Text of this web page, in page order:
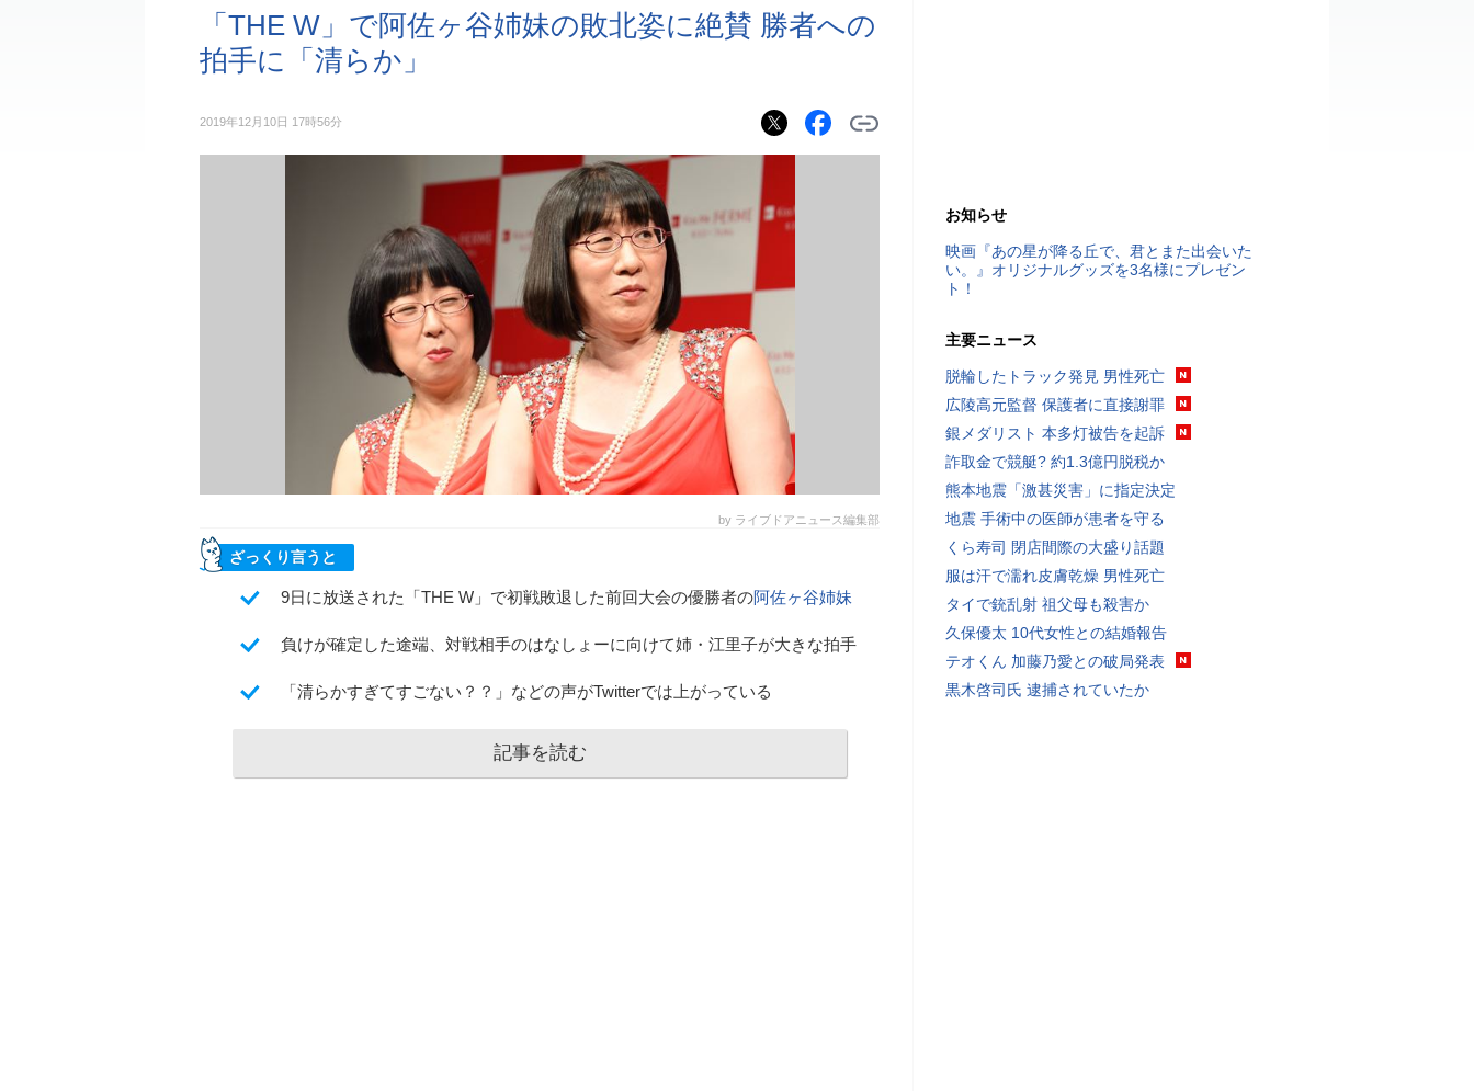
「THE W」で阿佐ヶ谷姉妹の敗北姿に絶賛 勝者への
拍手に「清らか」
2019年12月10日 17時56分
by ライブドアニュース編集部
ざっくり言うと
9日に放送された「THE W」で初戦敗退した前回大会の優勝者の阿佐ヶ谷姉妹
負けが確定した途端、対戦相手のはなしょーに向けて姉・江里子が大きな拍手
「清らかすぎてすごない？？」などの声がTwitterでは上がっている
記事を読む
お知らせ
映画『あの星が降る丘で、君とまた出会いた
い。』オリジナルグッズを3名様にプレゼン
ト！
主要ニュース
脱輪したトラック発見 男性死亡
広陵高元監督 保護者に直接謝罪
銀メダリスト 本多灯被告を起訴
詐取金で競艇? 約1.3億円脱税か
熊本地震「激甚災害」に指定決定
地震 手術中の医師が患者を守る
くら寿司 閉店間際の大盛り話題
服は汗で濡れ皮膚乾燥 男性死亡
タイで銃乱射 祖父母も殺害か
久保優太 10代女性との結婚報告
テオくん 加藤乃愛との破局発表
黒木啓司氏 逮捕されていたか